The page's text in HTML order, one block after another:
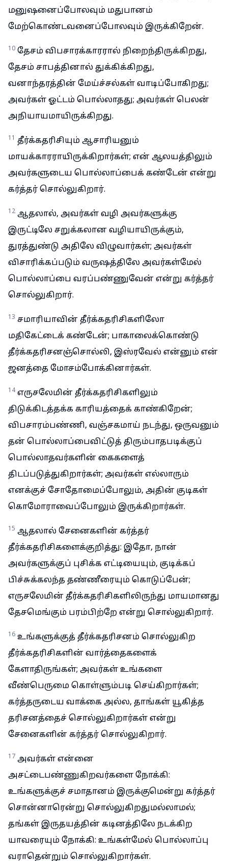
மனுஷனைப்போலவும் மதுபானம்
மேற்கொண்டவனைப்போலவும் இருக்கிறேன்.
10 தேசம் விபசாரக்காரரால் நிறைந்திருக்கிறது,
தேசம் சாபத்தினால் துக்கிக்கிறது,
வனாந்தரத்தின் மேய்ச்சல்கள் வாடிப்போகிறது;
அவர்கள் ஓட்டம் பொல்லாதது; அவர்கள் பெலன்
அநியாயமாயிருக்கிறது.
11 தீர்க்கதரிசியும் ஆசாரியனும்
மாயக்காரராயிருக்கிறார்கள்; என் ஆலயத்திலும்
அவர்களுடைய பொல்லாப்பைக் கண்டேன் என்று
கர்த்தர் சொல்லுகிறார்.
12 ஆதலால், அவர்கள் வழி அவர்களுக்கு
இருட்டிலே சறுக்கலான வழியாயிருக்கும்,
துரத்துண்டு அதிலே விழுவார்கள்; அவர்கள்
விசாரிக்கப்படும் வருஷத்திலே அவர்கள்மேல்
பொல்லாப்பை வரப்பண்ணுவேன் என்று கர்த்தர்
சொல்லுகிறார்.
13 சமாரியாவின் தீர்க்கதரிசிகளிலோ
மதிகேட்டைக் கண்டேன்; பாகாலைக்கொண்டு
தீர்க்கதரிசனஞ்சொல்லி, இஸ்ரவேல் என்னும் என்
ஜனத்தை மோசம்போக்கினார்கள்.
14 எருசலேமின் தீர்க்கதரிசிகளிலும்
திடுக்கிடத்தக்க காரியத்தைக் காண்கிறேன்;
விபசாரம்பண்ணி, வஞ்சகமாய் நடந்து, ஒருவனும்
தன் பொல்லாப்பைவிட்டுத் திரும்பாதபடிக்குப்
பொல்லாதவர்களின் கைகளைத்
திடப்படுத்துகிறார்கள்; அவர்கள் எல்லாரும்
எனக்குச் சோதோமைப்போலும், அதின் குடிகள்
கொமோராவைப்போலும் இருக்கிறார்கள்.
15 ஆதலால் சேனைகளின் கர்த்தர்
தீர்க்கதரிசிகளைக்குறித்து: இதோ, நான்
அவர்களுக்குப் புசிக்க எட்டியையும், குடிக்கப்
பிச்சுக்கலந்த தண்ணீரையும் கொடுப்பேன்;
எருசலேமின் தீர்க்கதரிசிகளிலிருந்து மாயமானது
தேசமெங்கும் பரம்பிற்றே என்று சொல்லுகிறார்.
16 உங்களுக்குத் தீர்க்கதரிசனம் சொல்லுகிற
தீர்க்கதரிசிகளின் வார்த்தைகளைக்
கேளாதிருங்கள்; அவர்கள் உங்களை
வீண்பெருமை கொள்ளும்படி செய்கிறார்கள்;
கர்த்தருடைய வாக்கை அல்ல, தாங்கள் யூகித்த
தரிசனத்தைச் சொல்லுகிறார்கள் என்று
சேனைகளின் கர்த்தர் சொல்லுகிறார்.
17 அவர்கள் என்னை
அசட்டைபண்ணுகிறவர்களை நோக்கி:
உங்களுக்குச் சமாதானம் இருக்குமென்று கர்த்தர்
சொன்னாரென்று சொல்லுகிறதுமல்லாமல்;
தங்கள் இருதயத்தின் கடினத்திலே நடக்கிற
யாவரையும் நோக்கி: உங்கள்மேல் பொல்லாப்பு
வராதென்றும் சொல்லுகிறார்கள்.